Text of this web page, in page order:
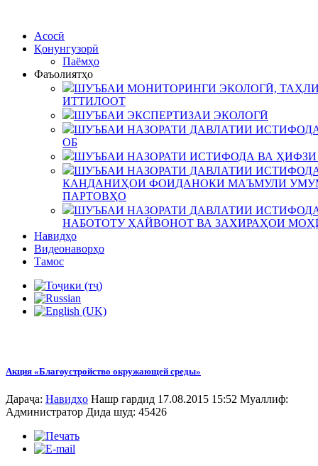
Асосӣ
Қонунгузорӣ
Паёмҳо
Фаъолиятҳо
ШУЪБАИ МОНИТОРИНГИ ЭКОЛОГӢ,
ИТТИЛООТ
ШУЪБАИ ЭКСПЕРТИЗАИ ЭКОЛОГӢ
ШУЪБАИ НАЗОРАТИ ДАВЛАТИИ
ОБ
ШУЪБАИ НАЗОРАТИ ИСТИФОДА ВА
ШУЪБАИ НАЗОРАТИ ДАВЛАТИИ
КАНДАНИҲОИ ФОИДАНОКИ МАЪМУЛИ
ПАРТОВҲО
ШУЪБАИ НАЗОРАТИ ДАВЛАТИИ
НАБОТОТУ ҲАЙВОНОТ ВА ЗАХИРАҲОИ
Навидҳо
Видеонаворҳо
Тамос
Акция «Благоустройство окружающей среды»
Дараҷа: Навидҳо Нашр гардид 17.08.2015 15:52 Муаллиф:
Администратор Дида шуд: 45426